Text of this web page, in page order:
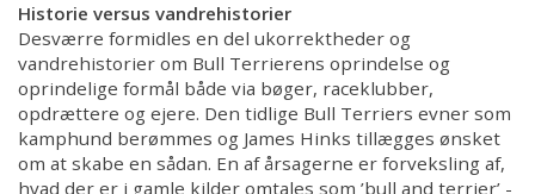
Historie versus vandrehistorier
Desværre formidles en del ukorrektheder og
vandrehistorier om Bull Terrierens oprindelse og
oprindelige formål både via bøger, raceklubber,
opdrættere og ejere. Den tidlige Bull Terriers evner som
kamphund berømmes og James Hinks tillægges ønsket
om at skabe en sådan. En af årsagerne er forveksling af,
hvad der er i gamle kilder omtales som ’bull and terrier’ -